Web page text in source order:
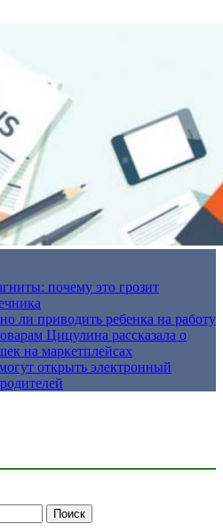
почему это грозит
ли приводить ребенка на работу
Цицулина рассказала о
на маркетплейсах
открыть электронный